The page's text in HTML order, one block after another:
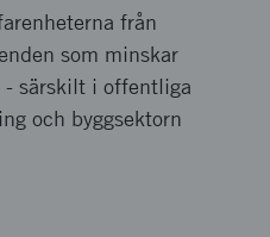
från
som minskar
- särskilt i offentliga
och byggsektorn